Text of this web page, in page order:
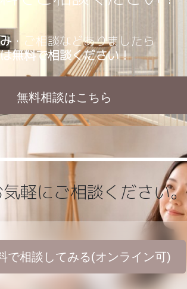
・ご相談などありましたら
無料で相談ください！
無料相談はこちら
軽にご相談ください。
で相談してみる(オンライン可)